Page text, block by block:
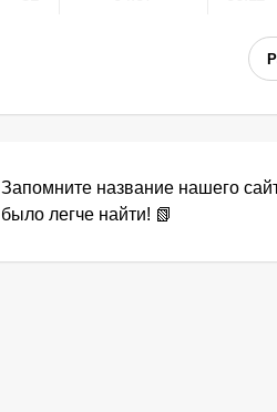
Запомните название нашего
было легче найти! 📗